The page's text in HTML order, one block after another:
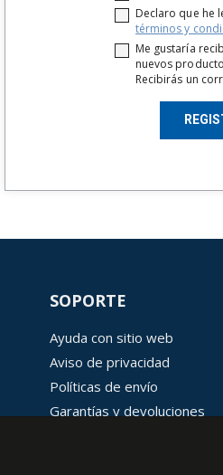
Declaro que he
términos y
Me gustaría
nuevos
Recibirás un
SOPORTE
Ayuda con sitio web
Aviso de privacidad
Políticas de envío
Garantías y devoluciones